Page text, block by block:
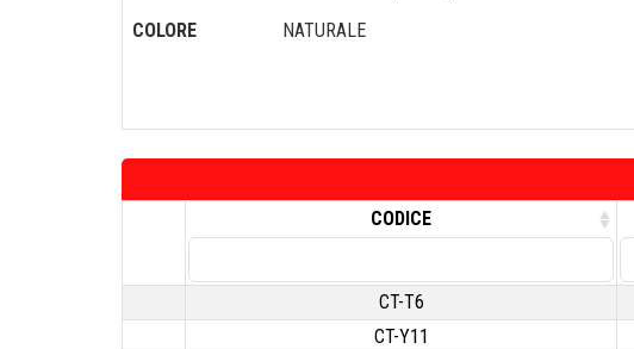
COLORE
NATURALE
CODICE
CT-T6
CT-Y11